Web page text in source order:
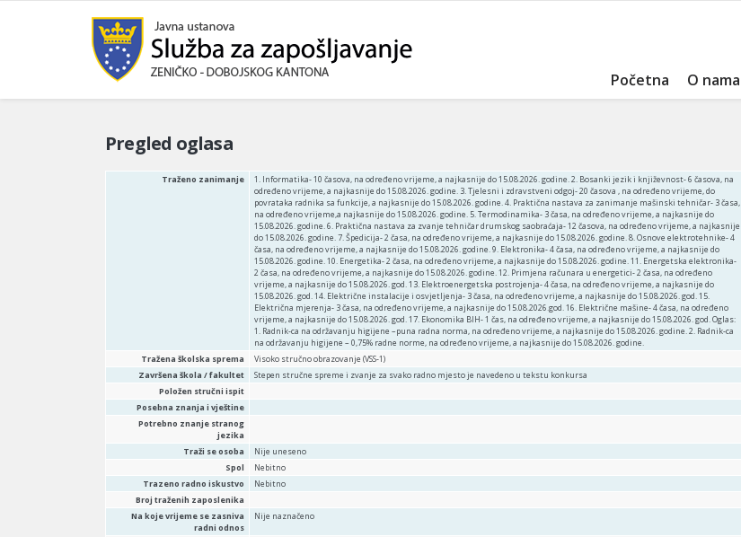
Početna O nama
Pregled oglasa
Traženo zanimanje
1. Informatika- 10 časova, na određeno vrijeme, a najkasnije do 15.08.2026. godine. 2. Bosanki jezik i književnost- 6 časova, na
određeno vrijeme, a najkasnije do 15.08.2026. godine. 3. Tjelesni i zdravstveni odgoj- 20 časova , na određeno vrijeme, do
povrataka radnika sa funkcije, a najkasnije do 15.08.2026. godine. 4. Praktična nastava za zanimanje mašinski tehničar- 3 časa,
na određeno vrijeme,a najkasnije do 15.08.2026. godine. 5. Termodinamika- 3 časa, na određeno vrijeme, a najkasnije do
15.08.2026. godine. 6. Praktična nastava za zvanje tehničar drumskog saobraćaja- 12 časova, na određeno vrijeme, a najkasnije
do 15.08.2026. godine. 7. Špedicija- 2 časa, na određeno vrijeme, a najkasnije do 15.08.2026. godine. 8. Osnove elektrotehnike- 4
časa, na određeno vrijeme, a najkasnije do 15.08.2026. godine. 9. Elektronika- 4 časa, na određeno vrijeme, a najkasnije do
15.08.2026. godine. 10. Energetika- 2 časa, na određeno vrijeme, a najkasnije do 15.08.2026. godine. 11. Energetska elektronika-
2 časa, na određeno vrijeme, a najkasnije do 15.08.2026. godine. 12. Primjena računara u energetici- 2 časa, na određeno
vrijeme, a najkasnije do 15.08.2026. god. 13. Elektroenergetska postrojenja- 4 časa, na određeno vrijeme, a najkasnije do
15.08.2026. god. 14. Električne instalacije i osvjetljenja- 3 časa, na određeno vrijeme, a najkasnije do 15.08.2026. god. 15.
Električna mjerenja- 3 časa, na određeno vrijeme, a najkasnije do 15.08.2026.god. 16. Električne mašine- 4 časa, na određeno
vrijeme, a najkasnije do 15.08.2026. god. 17. Ekonomika BIH- 1 čas, na određeno vrijeme, a najkasnije do 15.08.2026. god. Oglas:
1. Radnik-ca na održavanju higijene –puna radna norma, na određeno vrijeme, a najkasnije do 15.08.2026. godine. 2. Radnik-ca
na održavanju higijene – 0,75% radne norme, na određeno vrijeme, a najkasnije do 15.08.2026. godine.
Tražena školska sprema
Visoko stručno obrazovanje (VSS-1)
Završena škola / fakultet
Stepen stručne spreme i zvanje za svako radno mjesto je navedeno u tekstu konkursa
Položen stručni ispit
Posebna znanja i vještine
Potrebno znanje stranog
jezika
Traži se osoba
Nije uneseno
Spol
Nebitno
Trazeno radno iskustvo
Nebitno
Broj traženih zaposlenika
Na koje vrijeme se zasniva
radni odnos
Nije naznačeno